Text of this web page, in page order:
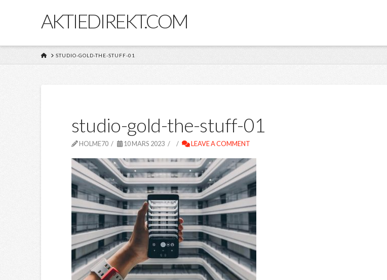
AKTIEDIREKT.COM
HOMESTUDIO-GOLD-THE-STUFF-01
studio-gold-the-stuff-01
HOLME70 10 MARS 2023 LEAVE A COMMENT